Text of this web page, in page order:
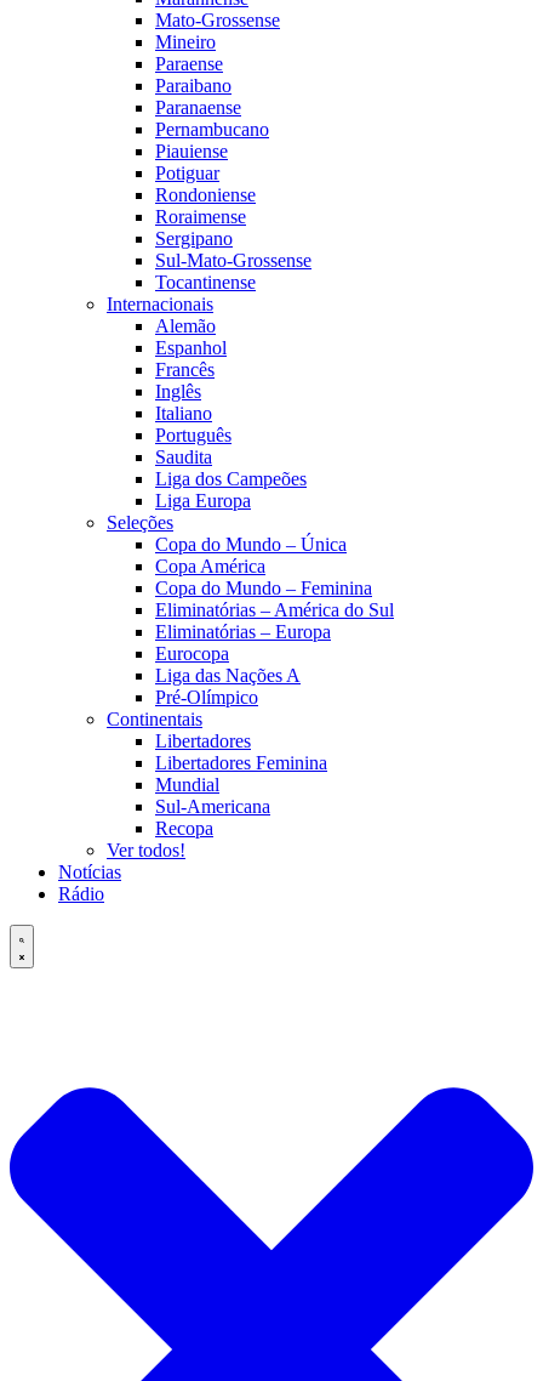
Mato-Grossense
Mineiro
Paraense
Paraibano
Paranaense
Pernambucano
Piauiense
Potiguar
Rondoniense
Roraimense
Sergipano
Sul-Mato-Grossense
Tocantinense
Internacionais
Alemão
Espanhol
Francês
Inglês
Italiano
Português
Saudita
Liga dos Campeões
Liga Europa
Seleções
Copa do Mundo – Única
Copa América
Copa do Mundo – Feminina
Eliminatórias – América do Sul
Eliminatórias – Europa
Eurocopa
Liga das Nações A
Pré-Olímpico
Continentais
Libertadores
Libertadores Feminina
Mundial
Sul-Americana
Recopa
Ver todos!
Notícias
Rádio